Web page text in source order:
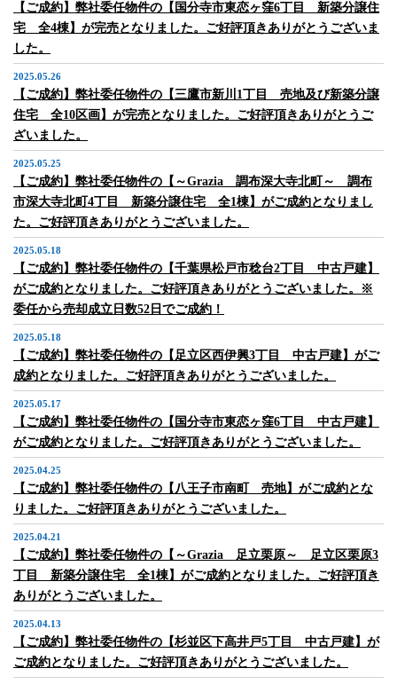
【ご成約】弊社委任物件の【国分寺市東恋ヶ窪6丁目 新築分譲住
宅 全4棟】が完売となりました。ご好評頂きありがとうございま
した。
2025.05.26
【ご成約】弊社委任物件の【三鷹市新川1丁目 売地及び新築分譲
住宅 全10区画】が完売となりました。ご好評頂きありがとうご
ざいました。
2025.05.25
【ご成約】弊社委任物件の【～Grazia 調布深大寺北町～ 調布
市深大寺北町4丁目 新築分譲住宅 全1棟】がご成約となりまし
た。ご好評頂きありがとうございました。
2025.05.18
【ご成約】弊社委任物件の【千葉県松戸市稔台2丁目 中古戸建】
がご成約となりました。ご好評頂きありがとうございました。※
委任から売却成立日数52日でご成約！
2025.05.18
【ご成約】弊社委任物件の【足立区西伊興3丁目 中古戸建】がご
成約となりました。ご好評頂きありがとうございました。
2025.05.17
【ご成約】弊社委任物件の【国分寺市東恋ヶ窪6丁目 中古戸建】
がご成約となりました。ご好評頂きありがとうございました。
2025.04.25
【ご成約】弊社委任物件の【八王子市南町 売地】がご成約とな
りました。ご好評頂きありがとうございました。
2025.04.21
【ご成約】弊社委任物件の【～Grazia 足立栗原～ 足立区栗原3
丁目 新築分譲住宅 全1棟】がご成約となりました。ご好評頂き
ありがとうございました。
2025.04.13
【ご成約】弊社委任物件の【杉並区下高井戸5丁目 中古戸建】が
ご成約となりました。ご好評頂きありがとうございました。